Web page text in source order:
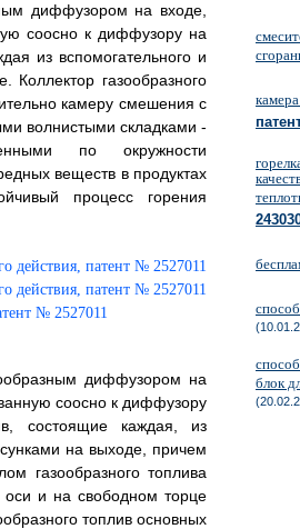
диффузором на входе,
соосно к диффузору на
из вспомогательного и
газообразного
камеру смешения с
волнистыми складками-
по окружности
веществ в продуктах
процесс горения
диффузором на
соосно к диффузору
состоящие каждая, из
на выходе, причем
газообразного топлива
оси и на свободном торце
топлив основных
блок